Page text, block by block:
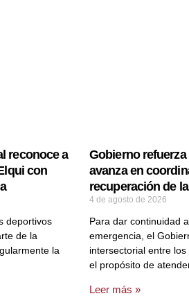
reconoce a
con
deportivos
de la
la
Gobierno
avanza en
recuperación de
4 de agosto de 2026
Para dar continuidad
emergencia, el
intersectorial entre
el propósito de
Leer más »